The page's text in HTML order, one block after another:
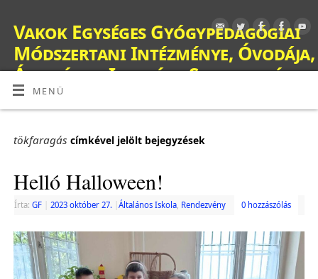
Vakok Egységes Gyógypedagógiai
Módszertani Intézménye, Óvodája,
Általános Iskolája, Szakiskolája,
Készségfejlesztő Iskolája, Fejlesztő
Nevelés-Oktatást Végző Iskolája,
Kollégiuma és Gyermekotthona
MENÜ
tökfaragás címkével jelölt bejegyzések
Helló Halloween!
Írta: GF 2023 október 27. Általános Iskola, Rendezvény 0 hozzászólás